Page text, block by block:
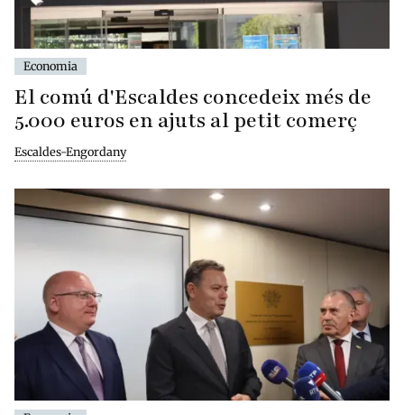
Economia
El comú d'Escaldes concedeix més de
5.000 euros en ajuts al petit comerç
Escaldes-Engordany